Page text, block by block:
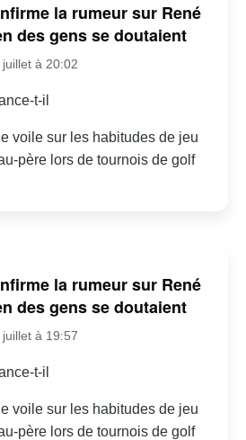
la rumeur sur René
des gens se doutaient
à 20:02
t-il
voile sur les habitudes de jeu
père lors de tournois de golf
la rumeur sur René
des gens se doutaient
à 19:57
t-il
voile sur les habitudes de jeu
père lors de tournois de golf